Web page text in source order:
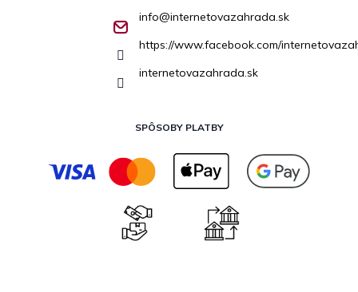
info@internetovazahrada.sk
https://www.facebook.com/
internetovazahrada.sk
SPÔSOBY PLATBY